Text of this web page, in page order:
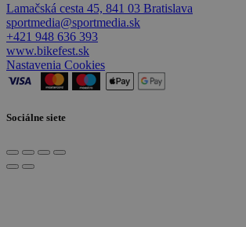
Lamačská cesta 45, 841 03 Bratislava
sportmedia@sportmedia.sk
+421 948 636 393
www.bikefest.sk
Nastavenia Cookies
Sociálne siete